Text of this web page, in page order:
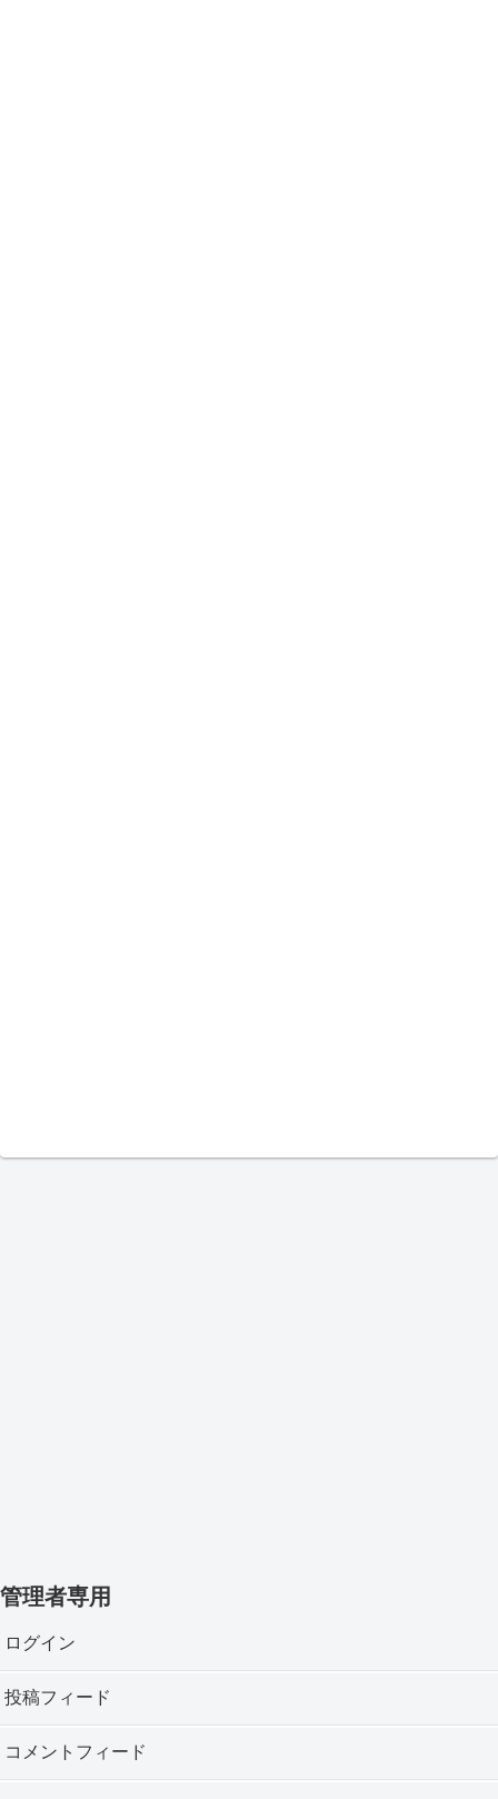
管理者専用
ログイン
投稿フィード
コメントフィード